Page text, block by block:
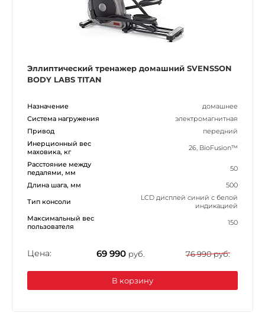
Эллиптический тренажер домашний SVENSSON
BODY LABS TITAN
Назначение
домашнее
Система нагружения
электромагнитная
Привод
передний
Инерционный вес
маховика, кг
26, BioFusion™
Расстояние между
педалями, мм
50
Длина шага, мм
500
Тип консоли
LCD дисплей синий с белой
индикацией
Максимальный вес
пользователя
150
Цена: 69 990 руб. 76 990 руб.
В корзину